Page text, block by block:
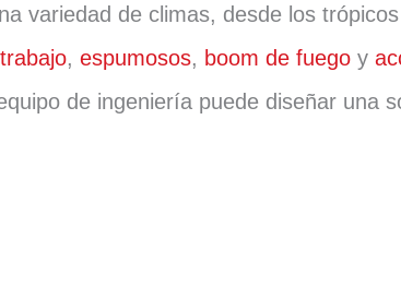
variedad de climas, desde los
, espumosos, boom de fuego y
de ingeniería puede diseñar una